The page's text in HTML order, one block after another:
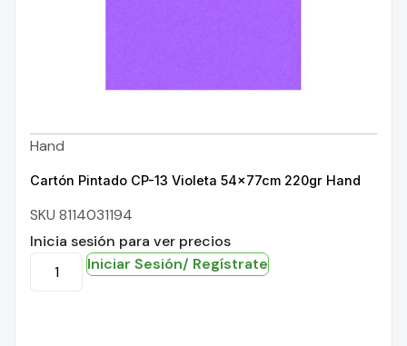
Hand
Cartón Pintado CP-13 Violeta 54x77cm 220gr Hand
SKU 8114031194
Inicia sesión para ver precios
Iniciar Sesión/ Regístrate